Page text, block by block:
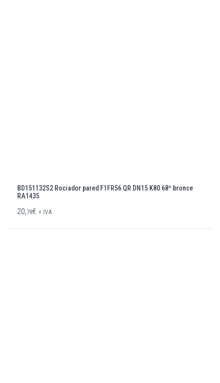
BD151132S2 Rociador pared F1FR56 QR DN15 K80 68º bronce
RA1435
20,78€ + IVA